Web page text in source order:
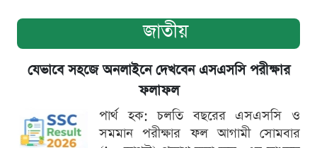
জাতীয়
যেভাবে সহজে অনলাইনে দেখবেন এসএসসি পরীক্ষার
ফলাফল
পার্থ হক: চলতি বছরের এসএসসি ও
সমমান পরীক্ষার ফল আগামী সোমবার